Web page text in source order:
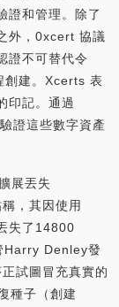
證和管理。除了
外，0xcert 協議
證不可替代令
創建。Xcerts 表
印記。通過
證這些數字資產
展丟失
，其因使用
失了14800
Harry Denley發
試圖冒充真實的
種子（創建